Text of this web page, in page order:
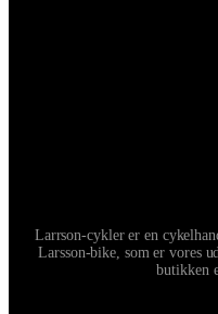
Larrson-cykler er en
Larsson-bike, som er vores
butikken